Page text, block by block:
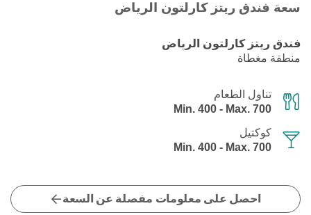
سعة فندق ريتز كارلتون الرياض
فندق ريتز كارلتون الرياض
منطقة مغطاة
تناول الطعام
Min. 400 - Max. 700
كوكتيل
Min. 400 - Max. 700
احصل على معلومات مفصلة عن السعة